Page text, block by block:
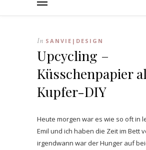
In SANVIE|DESIGN
Upcycling –
Küsschenpapier
Kupfer-DIY
Heute morgen war es wie so oft in
Emil und ich haben die Zeit im Bett
irgendwann war der Hunger auf